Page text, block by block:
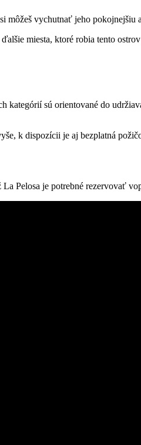
môžeš vychutnať jeho pokojnejšiu
miesta, ktoré robia tento
kategórií sú orientované do
k dispozícii je aj bezplatná
Pelosa je potrebné rezervovať